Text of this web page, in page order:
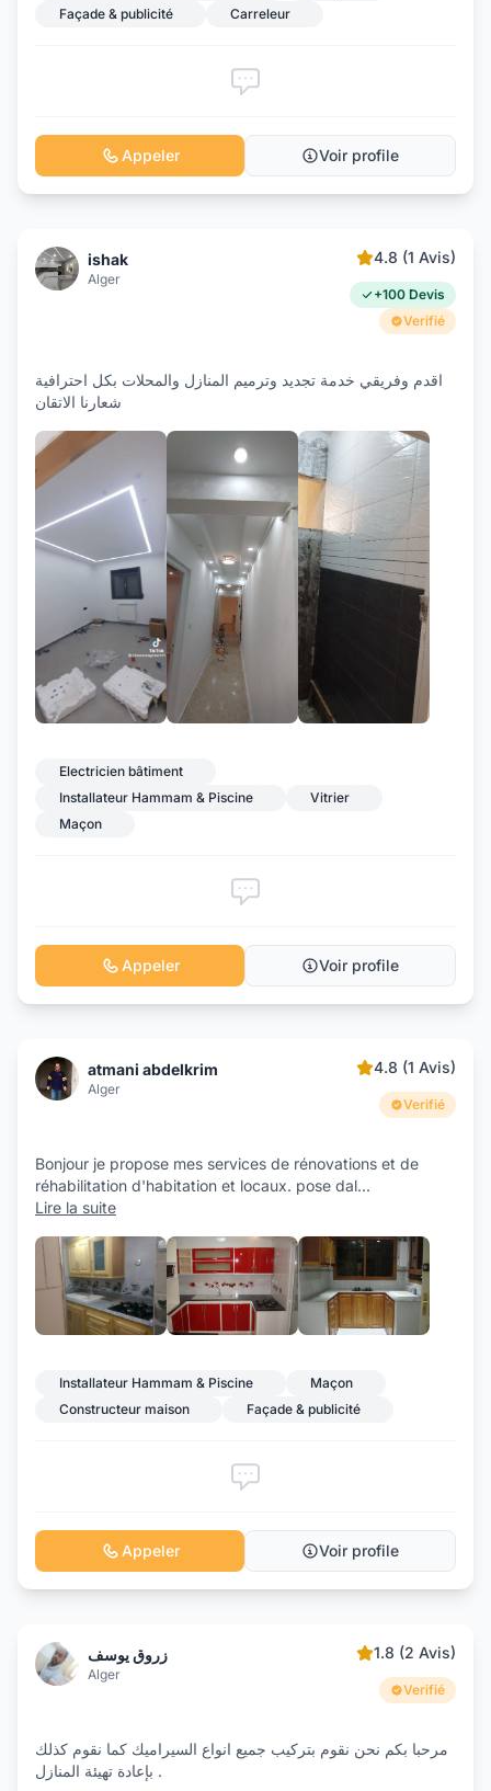
Façade & publicité
Carreleur
Appeler Voir profile
ishak
Alger
4.8 (1 Avis)
+100 Devis
Verifié
اقدم وفريقي خدمة تجديد وترميم المنازل والمحلات بكل احترافية
شعارنا الاتقان
Electricien bâtiment
Installateur Hammam & Piscine
Vitrier
Maçon
Appeler Voir profile
atmani abdelkrim
Alger
4.8 (1 Avis)
Verifié
Bonjour je propose mes services de rénovations et de
réhabilitation d'habitation et locaux. pose dal...
Lire la suite
Installateur Hammam & Piscine
Maçon
Constructeur maison
Façade & publicité
Appeler Voir profile
زروق يوسف
Alger
1.8 (2 Avis)
Verifié
مرحبا بكم نحن نقوم بتركيب جميع انواع السيراميك كما نقوم كذلك
بإعادة تهيئة المنازل .